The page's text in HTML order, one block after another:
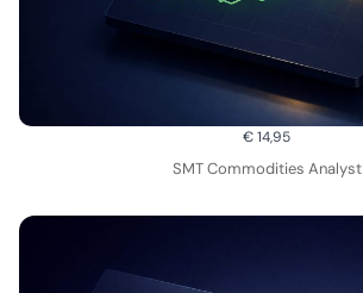
€ 14,95
SMT Commodities Analyst